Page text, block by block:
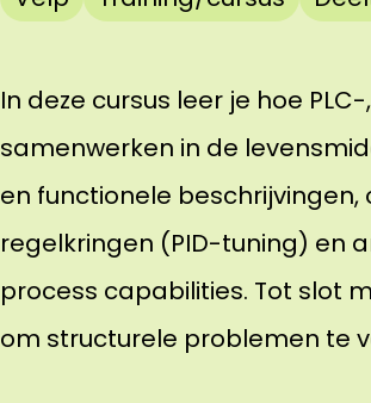
In deze cursus leer je hoe
samenwerken in de
en functionele
regelkringen (PID-tuning) en
process capabilities. Tot slot
om structurele problemen te